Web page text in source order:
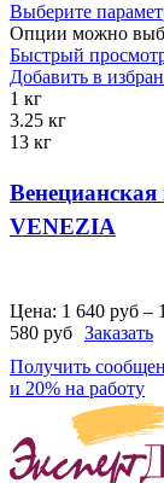
Выберите
Опции можно
Быстрый
Добавить в
1 кг
3.25 кг
13 кг
VENEZIA
Цена: 1 640 руб –
580 руб Заказать
Получить
и 20% на работу